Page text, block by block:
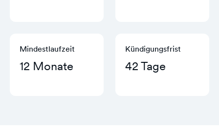
Mindestlaufzeit
12 Monate
Kündigungs­frist
42 Tage